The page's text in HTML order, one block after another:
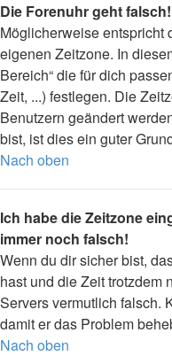
Die Forenuhr geht falsch!
Möglicherweise entspricht
eigenen Zeitzone. In
Bereich“ die für dich
Zeit, ...) festlegen. Die
Benutzern geändert
bist, ist dies ein guter
Nach oben
Ich habe die Zeitzone
immer noch falsch!
Wenn du dir sicher bist,
hast und die Zeit trotzdem
Servers vermutlich falsch.
damit er das Problem
Nach oben